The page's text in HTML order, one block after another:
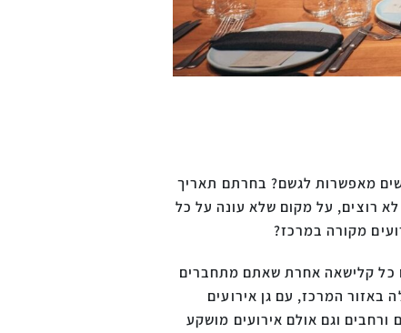
מאפשרות לגשם? בחרתם תאריך
רוצים, על מקום שלא עונה על כל
מקורה במרכז?
כל קלישאה אחרת שאתם מתחברים
באזור המרכז, עם גן אירועים
וגם אולם אירועים מושקע